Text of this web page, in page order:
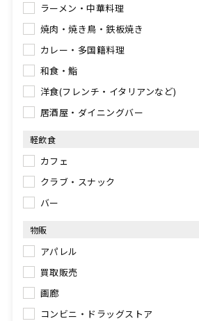
ラーメン・中華料理
焼肉・焼き鳥・鉄板焼き
カレー・多国籍料理
和食・鮨
洋食(フレンチ・イタリアンなど)
居酒屋・ダイニングバー
軽飲食
カフェ
クラブ・スナック
バー
物販
アパレル
買取販売
画廊
コンビニ・ドラッグストア